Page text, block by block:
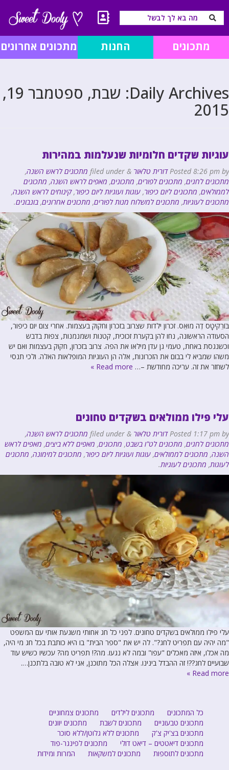
מתכונים החנות מתכונים אחרונים
Daily Archives:
שבת, ספטמבר 19,
2015
עוגיות שקדים חלומיות שנעלמות במהירות
Posted8:26 pm by דורית טלאור & מתכונים לראש השנה,
מתכונים לחגים, מתכונים לפורים, מתכונים, מאפים לראש השנה, מתכונים
לממולאים, מתכונים ליום כיפור, עוגות ועוגיות ליום כיפור,קינוחים לראש השנה,
מתכונים לעוגיות, מתכונים למשלוח מנות לפורים, מתכונים אחרונים, בונבונים.
בּוֹרֵקיטָס דֶה מוּאֵס. זכרון ילדות שצרוב בזכרון וחקוק בעצמות. אחרי צום יום כיפור,
הסעודה הראשונה, נחו להן בקערת זכוכית, קטנות ושמנמנות, צפות בדבש
וכשנגסת באחת, טעמי גן עדן מילאו את הפה. צרוב בזכרון, חקוק בעצמות ואם יש
משהו שמביא לי בבום את הזכרונות, אלה הן העוגיות המופלאות האלה. ולכי תנסי
לשחזר את זה. עריכה מחודשת –… Read more »
עלי פילו ממולאים בשקדים טחונים
Posted 1:17 pm by דורית טלאור & מתכונים לראש השנה,
מתכונים לחגים, מתכונים לט"ו בשבט, מתכונים, מאפים ללא ביצים, מאפים לראש
השנה, מתכונים לממולאים, עוגות ועוגיות ליום כיפור, מתכונים למימונה, מתכונים
לעוגות, מתכונים לעוגיות.
עלי פילו ממולאים בשקדים טחונים. לפני כל חג אחותי משגעת אותי עם המשפט
"מה יהיה עם תפריט לחג?". לה יש את "ספר הבית" בו היא כותבת בכל חג מי היה,
מה אכלו, איזה מאכלים "עפו" ובמה לא נגעו. מה?! תפריט מה? עכשיו כשיש עוד
שבועיים לחג??! זה ההבדל בינינו. אצלה הכל מתוכנן, אני לא טובה בלתכנן….
Read more »
כל המתכונים מתכונים לילדים
מתכונים צמחוניים
מתכונים טבעוניים
מתכונים לשבת
מתכונים יוונים
מתכונים בצ'יק צ'ק
מתכונים ללא גלוטן/ללא סוכר
מתכונים דיאטטים – דיאט דולי
מתכונים לפינגר-פוד
מתכונים לתוספות
מתכונים למשקאות המרות ומידות